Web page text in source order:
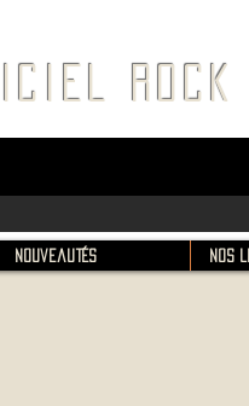
ROCK
Nouveautés Nos